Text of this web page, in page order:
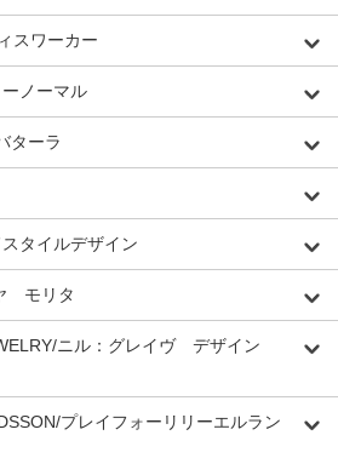
スワーカー
ノーマル
ターラ
タイルデザイン
モリタ
ニル：グレイヴ デザイン
プレイフォーリリーエルラン